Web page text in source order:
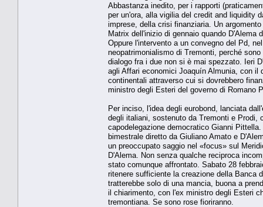
Abbastanza inedito, per i rapporti
per un'ora, alla vigilia del credit and liquidity
imprese, della crisi finanziaria. Un
Matrix dell'inizio di gennaio quando D'Alema
Oppure l'intervento a un convegno del Pd,
neopatrimonialismo di Tremonti, perché
dialogo fra i due non si è mai spezzato. Ieri
agli Affari economici Joaquín Almunia, con
continentali attraverso cui si dovrebbero
ministro degli Esteri del governo di Romano
Per inciso, l'idea degli eurobond, lanciata
degli italiani, sostenuto da Tremonti e Prodi,
capodelegazione democratico Gianni
bimestrale diretto da Giuliano Amato e
un preoccupato saggio nel «focus» sul
D'Alema. Non senza qualche reciproca
stato comunque affrontato. Sabato 28
ritenere sufficiente la creazione della Banca
tratterebbe solo di una mancia, buona a
il chiarimento, con l'ex ministro degli Esteri
tremontiana. Se sono rose fioriranno.